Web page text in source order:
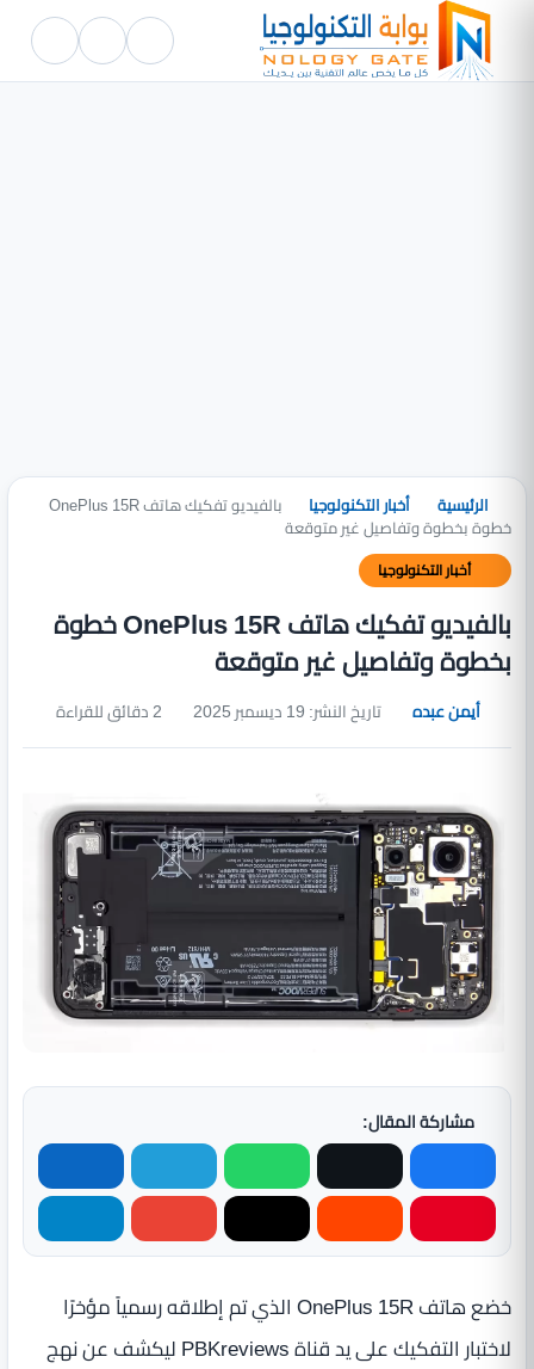
الرئيسية أخبار التكنولوجيا بالفيديو تفكيك هاتف OnePlus 15R
خطوة بخطوة وتفاصيل غير متوقعة
أخبار التكنولوجيا
بالفيديو تفكيك هاتف OnePlus 15R خطوة
بخطوة وتفاصيل غير متوقعة
أيمن عبده تاريخ النشر: 19 ديسمبر 2025
مشاركة المقال:
خضع هاتف OnePlus 15R الذي تم إطلاقه رسمياً مؤخرًا
لاختبار التفكيك على يد قناة PBKreviews ليكشف عن نهج